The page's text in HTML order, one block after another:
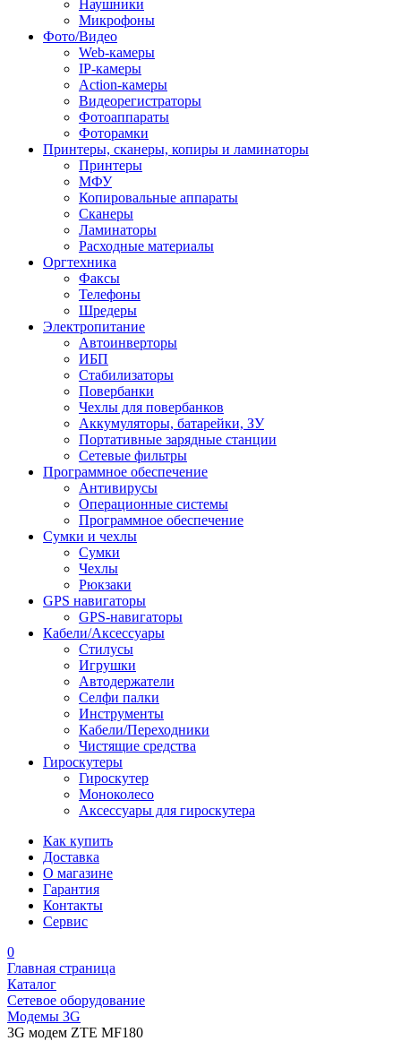
Наушники
Микрофоны
Фото/Видео
Web-камеры
IP-камеры
Action-камеры
Видеорегистраторы
Фотоаппараты
Фоторамки
Принтеры, сканеры, копиры и ламинаторы
Принтеры
МФУ
Копировальные аппараты
Сканеры
Ламинаторы
Расходные материалы
Оргтехника
Факсы
Телефоны
Шредеры
Электропитание
Автоинверторы
ИБП
Стабилизаторы
Повербанки
Чехлы для повербанков
Аккумуляторы, батарейки, ЗУ
Портативные зарядные станции
Сетевые фильтры
Программное обеспечение
Антивирусы
Операционные системы
Программное обеспечение
Сумки и чехлы
Сумки
Чехлы
Рюкзаки
GPS навигаторы
GPS-навигаторы
Кабели/Аксессуары
Стилусы
Игрушки
Автодержатели
Селфи палки
Инструменты
Кабели/Переходники
Чистящие средства
Гироскутеры
Гироскутер
Моноколесо
Аксессуары для гироскутера
Как купить
Доставка
О магазине
Гарантия
Контакты
Сервис
0
Главная страница
Каталог
Сетевое оборудование
Модемы 3G
3G модем ZTE MF180